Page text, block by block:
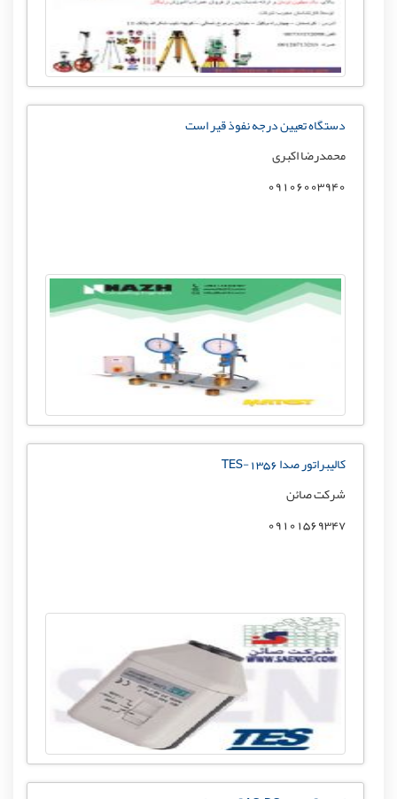
دستگاه تعیین درجه نفوذ قیر است
محمدرضا اکبری
09106003940
کالیبراتور صدا TES-1356
شرکت صائن
09101569347